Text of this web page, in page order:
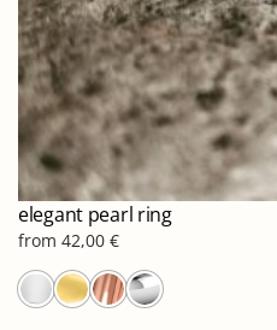
elegant pearl ring
from 42,00 €